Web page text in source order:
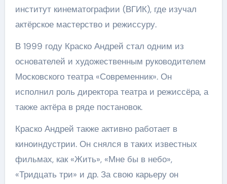
институт кинематографии (ВГИК), где изучал
актёрское мастерство и режиссуру.
В 1999 году Краско Андрей стал одним из
основателей и художественным руководителем
Московского театра «Современник». Он
исполнил роль директора театра и режиссёра, а
также актёра в ряде постановок.
Краско Андрей также активно работает в
киноиндустрии. Он снялся в таких известных
фильмах, как «Жить», «Мне бы в небо»,
«Тридцать три» и др. За свою карьеру он